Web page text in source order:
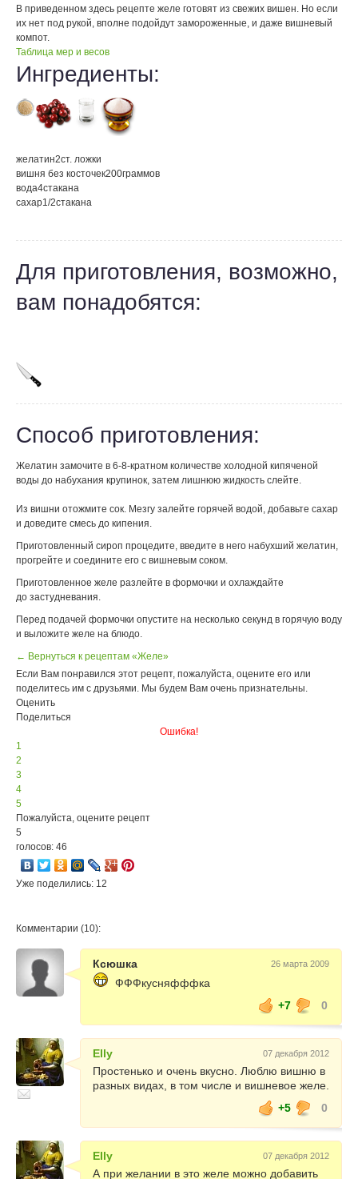
В приведенном здесь рецепте желе готовят из свежих вишен. Но если
их нет под рукой, вполне подойдут замороженные, и даже вишневый
компот.
Таблица мер и весов
Ингредиенты:
желатин2ст. ложки
вишня без косточек200граммов
вода4стакана
сахар1/2стакана
Для приготовления, возможно,
вам понадобятся:
Способ приготовления:
Желатин замочите в 6-8-кратном количестве холодной кипяченой
воды до набухания крупинок, затем лишнюю жидкость слейте.
Из вишни отожмите сок. Мезгу залейте горячей водой, добавьте сахар
и доведите смесь до кипения.
Приготовленный сироп процедите, введите в него набухший желатин,
прогрейте и соедините его с вишневым соком.
Приготовленное желе разлейте в формочки и охлаждайте
до застудневания.
Перед подачей формочки опустите на несколько секунд в горячую воду
и выложите желе на блюдо.
← Вернуться к рецептам «Желе»
Если Вам понравился этот рецепт, пожалуйста, оцените его или
поделитесь им с друзьями. Мы будем Вам очень признательны.
Оценить
Поделиться
Ошибка!
1
2
3
4
5
Пожалуйста, оцените рецепт
5
голосов: 46
Уже поделились: 12
Комментарии (10):
Ксюшка 26 марта 2009
ФФФкусняфффка
+7
0
Elly 07 декабря 2012
Простенько и очень вкусно. Люблю вишню в
разных видах, в том числе и вишневое желе.
+5
0
Elly 07 декабря 2012
А при желании в это желе можно добавить